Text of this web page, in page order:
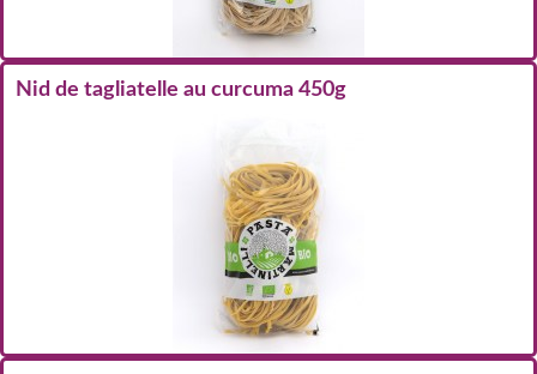
Nid de tagliatelle au curcuma 450g